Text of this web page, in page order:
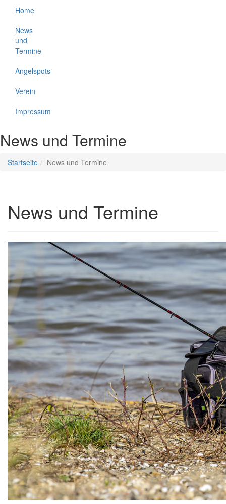
Home
News
und
Termine
Angelspots
Verein
Impressum
News und Termine
Startseite News und Termine
News und Termine